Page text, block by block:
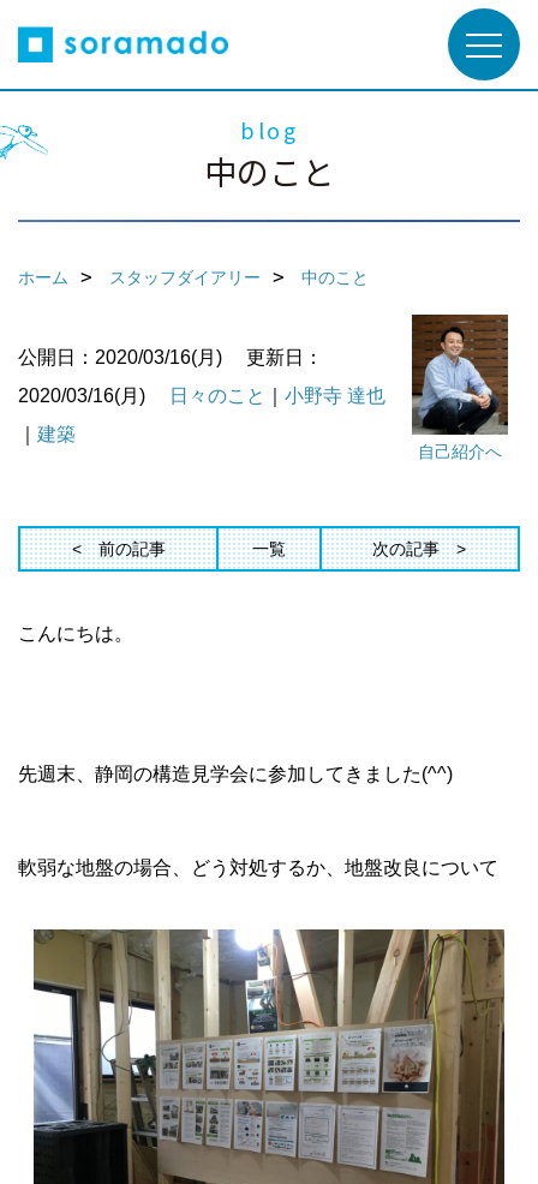
blog
中のこと
ホーム スタッフダイアリー 中のこと
自己紹介へ
公開日：2020/03/16(月)
更新日：
2020/03/16(月)
日々のこと
小野寺 達也
建築
前の記事 一覧 次の記事
こんにちは。
先週末、静岡の構造見学会に参加してきました(^^)
軟弱な地盤の場合、どう対処するか、地盤改良について